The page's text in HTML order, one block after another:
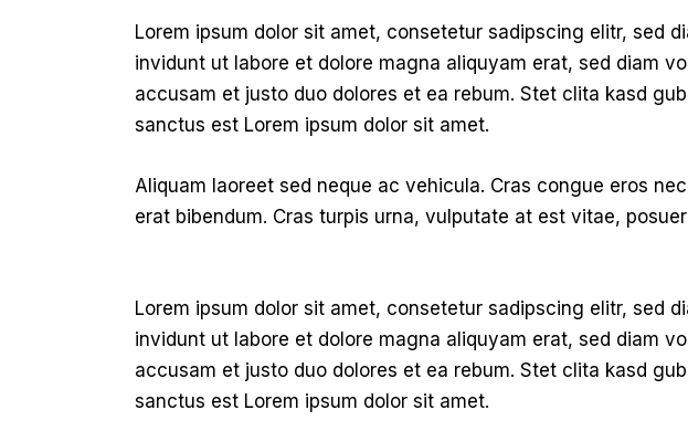
Lorem ipsum dolor sit amet, consetetur sadipscing elitr, sed
invidunt ut labore et dolore magna aliquyam erat, sed diam
accusam et justo duo dolores et ea rebum. Stet clita kasd
sanctus est Lorem ipsum dolor sit amet.
Aliquam laoreet sed neque ac vehicula. Cras congue eros
erat bibendum. Cras turpis urna, vulputate at est vitae,
Lorem ipsum dolor sit amet, consetetur sadipscing elitr, sed
invidunt ut labore et dolore magna aliquyam erat, sed diam
accusam et justo duo dolores et ea rebum. Stet clita kasd
sanctus est Lorem ipsum dolor sit amet.